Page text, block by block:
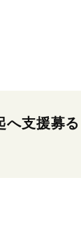
支援募